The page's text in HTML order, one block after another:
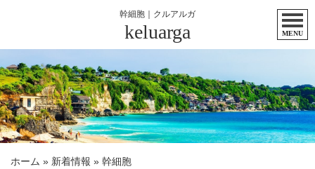
幹細胞｜クルアルガ
keluarga MENU
ホーム » 新着情報 » 幹細胞